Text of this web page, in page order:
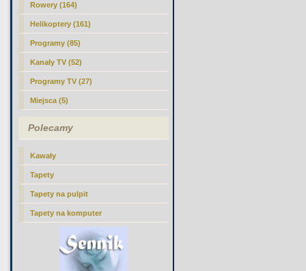
Rowery (164)
Helikoptery (161)
Programy (85)
Kanały TV (52)
Programy TV (27)
Miejsca (5)
Polecamy
Kawały
Tapety
Tapety na pulpit
Tapety na komputer